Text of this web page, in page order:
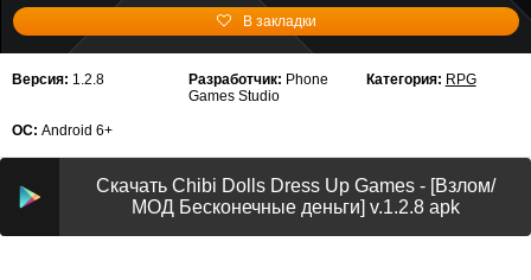
В закладки
Версия: 1.2.8 Разработчик: Phone
Games Studio
Категория: RPG
ОС: Android 6+
Скачать Chibi Dolls Dress Up Games - [Взлом/
МОД Бесконечные деньги] v.1.2.8 apk